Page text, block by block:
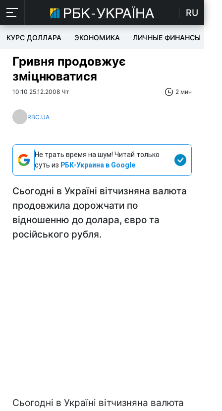
RU
КУРС ДОЛЛАРА ЭКОНОМИКА ЛИЧНЫЕ ФИНАНСЫ
Гривня продовжує
зміцнюватися
10:10 25.12.2008 Чт 2 мин
RBC.UA
Не трать время на шум! Читай только
суть из РБК-Украина в Google
Сьогодні в Україні вітчизняна валюта
продовжила дорожчати по
відношенню до долара, євро та
російського рубля.
Сьогодні в Україні вітчизняна валюта